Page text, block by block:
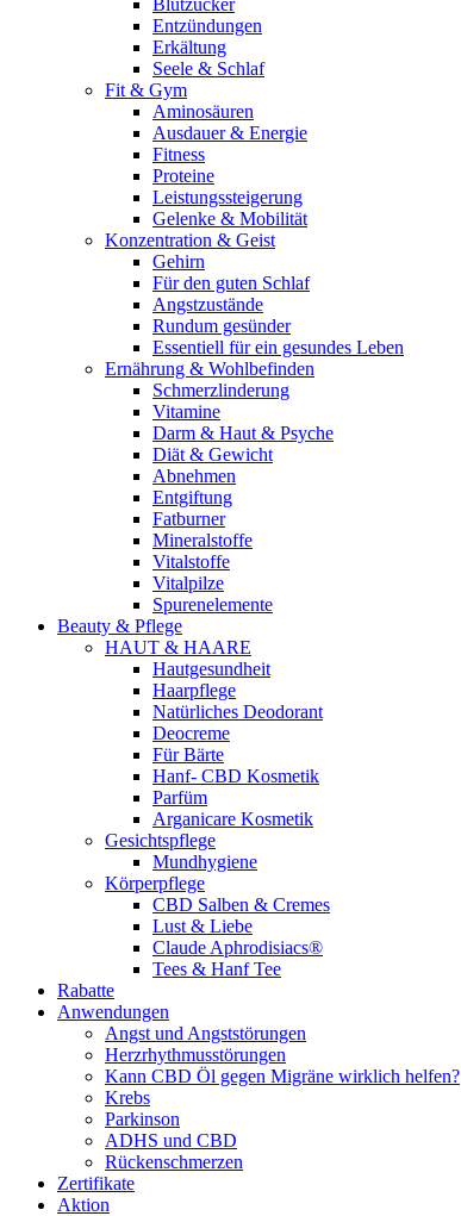
Blutzucker
Entzündungen
Erkältung
Seele & Schlaf
Fit & Gym
Aminosäuren
Ausdauer & Energie
Fitness
Proteine
Leistungssteigerung
Gelenke & Mobilität
Konzentration & Geist
Gehirn
Für den guten Schlaf
Angstzustände
Rundum gesünder
Essentiell für ein gesundes Leben
Ernährung & Wohlbefinden
Schmerzlinderung
Vitamine
Darm & Haut & Psyche
Diät & Gewicht
Abnehmen
Entgiftung
Fatburner
Mineralstoffe
Vitalstoffe
Vitalpilze
Spurenelemente
Beauty & Pflege
HAUT & HAARE
Hautgesundheit
Haarpflege
Natürliches Deodorant
Deocreme
Für Bärte
Hanf- CBD Kosmetik
Parfüm
Arganicare Kosmetik
Gesichtspflege
Mundhygiene
Körperpflege
CBD Salben & Cremes
Lust & Liebe
Claude Aphrodisiacs®
Tees & Hanf Tee
Rabatte
Anwendungen
Angst und Angststörungen
Herzrhythmusstörungen
Kann CBD Öl gegen Migräne wirklich helfen?
Krebs
Parkinson
ADHS und CBD
Rückenschmerzen
Zertifikate
Aktion